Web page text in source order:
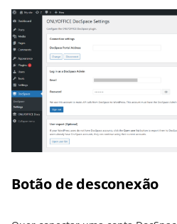
Botão de desconexão